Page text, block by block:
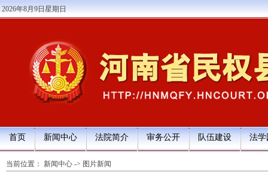
2026年8月9日星期日
首页 新闻中心 法院简介 审务公开 队伍建设 法学
当前位置： 新闻中心 -> 图片新闻